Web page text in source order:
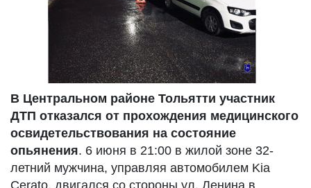
В Центральном районе Тольятти участник
ДТП отказался от прохождения медицинского
освидетельствования на состояние
опьянения. 6 июня в 21:00 в жилой зоне 32-
летний мужчина, управляя автомобилем Kia
Cerato, двигался со стороны ул. Ленина в